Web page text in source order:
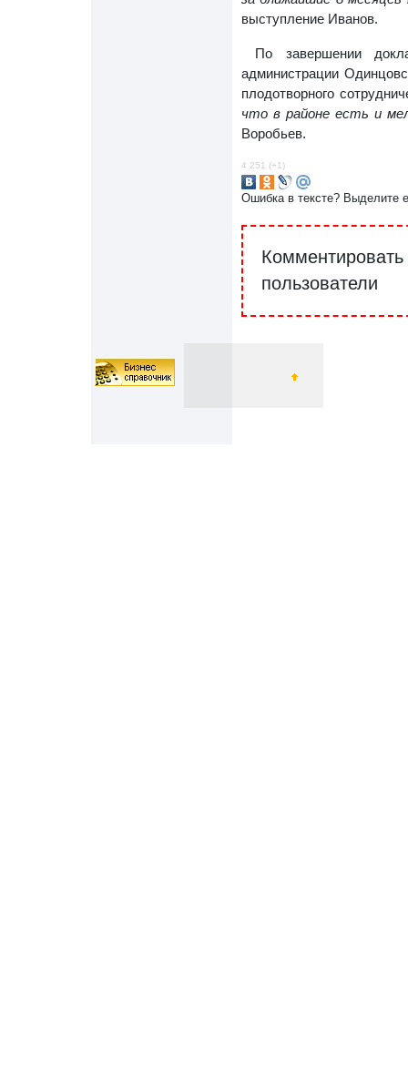
выступление Иванов.
По завершении
администрации
плодотворного
что в районе есть и
Воробьев.
4 251 (+1)
Ошибка в тексте? Выделите
Комментировать
пользователи